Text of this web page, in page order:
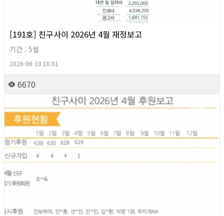
[191호] 친구사이 2026년 4월 재정보고
기간 : 5월
2026-06-10 10:01
6670
2026년